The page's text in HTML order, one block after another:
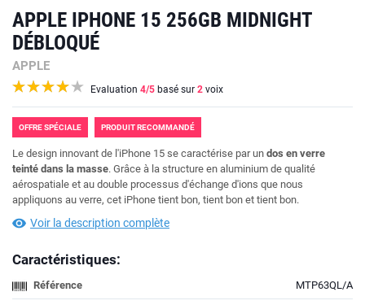
APPLE IPHONE 15 256GB MIDNIGHT
DÉBLOQUÉ
APPLE
Evaluation 4/5 basé sur 2 voix
OFFRE SPÉCIALE PRODUIT RECOMMANDÉ
Le design innovant de l'iPhone 15 se caractérise par un dos en verre
teinté dans la masse. Grâce à la structure en aluminium de qualité
aérospatiale et au double processus d'échange d'ions que nous
appliquons au verre, cet iPhone tient bon, tient bon et tient bon.
Voir la description complète
Caractéristiques:
Référence MTP63QL/A